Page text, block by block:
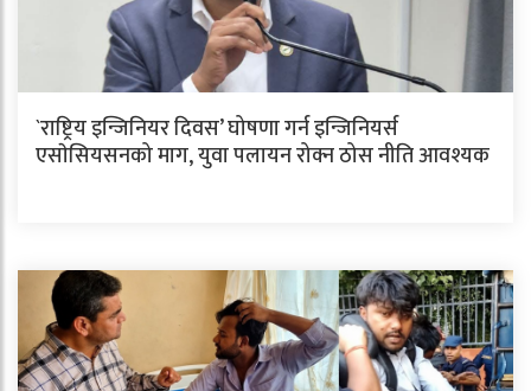
`राष्ट्रिय इन्जिनियर दिवस’ घोषणा गर्न इन्जिनियर्स
एसाेसियसनको माग, युवा पलायन रोक्न ठोस नीति आवश्यक